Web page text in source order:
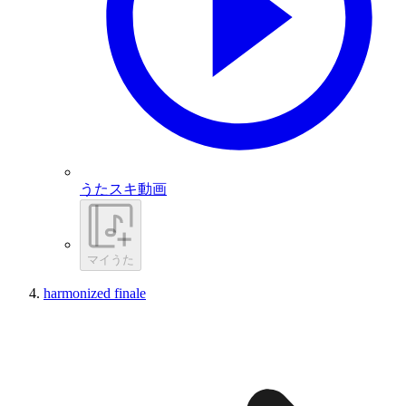
うたスキ動画
マイうた
harmonized finale